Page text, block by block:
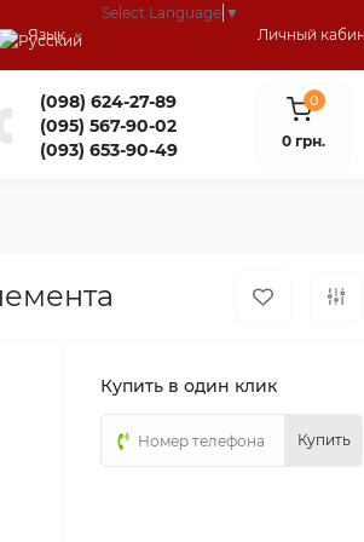
Язык
Select Language ▼
Личный
(098) 624-27-89
(095) 567-90-02
(093) 653-90-49
0
0 грн.
Купить в один клик
Купить